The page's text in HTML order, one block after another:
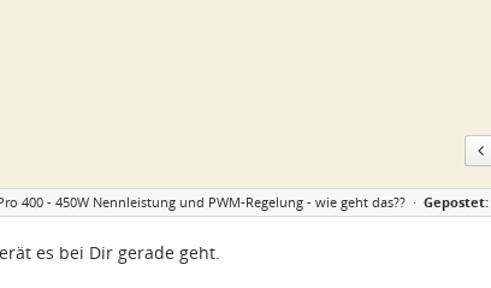
400 - 450W Nennleistung und PWM-Regelung - wie geht das?? · Gepostet:
es bei Dir gerade geht.